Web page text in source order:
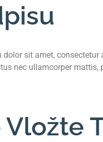
dolor sit amet, consectetur
nec ullamcorper mattis,
Vložte